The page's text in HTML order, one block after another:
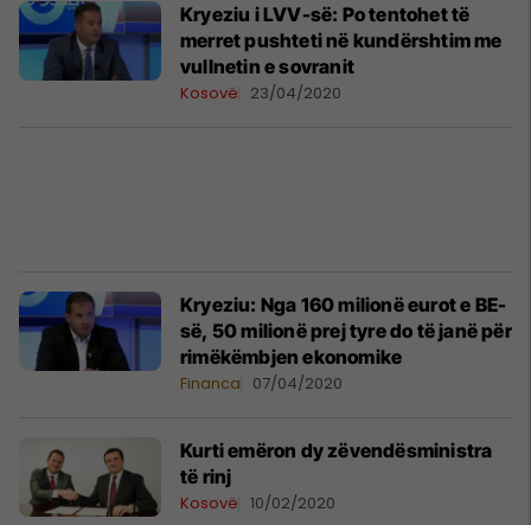
Kryeziu i LVV-së: Po tentohet të
merret pushteti në kundërshtim me
vullnetin e sovranit
Kosovë 23/04/2020
Kryeziu: Nga 160 milionë eurot e BE-
së, 50 milionë prej tyre do të janë për
rimëkëmbjen ekonomike
Financa 07/04/2020
Kurti emëron dy zëvendësministra
të rinj
Kosovë 10/02/2020